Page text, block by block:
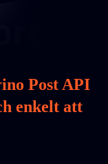
Post API
enkelt att